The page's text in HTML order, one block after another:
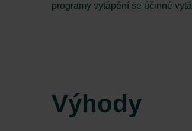
programy vytápění se účinné
Výhody